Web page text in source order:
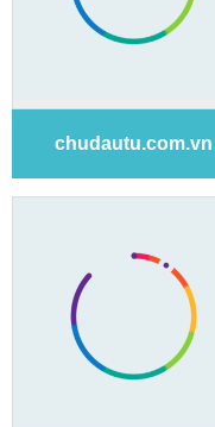
chudautu.com.vn